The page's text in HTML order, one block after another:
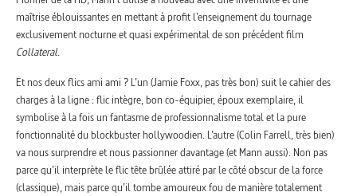
maîtrise éblouissantes en mettant à profit l’enseignement du tournage
exclusivement nocturne et quasi expérimental de son précédent film
Collateral.
Et nos deux flics ami ami ? L’un (Jamie Foxx, pas très bon) suit le cahier des
charges à la ligne : flic intègre, bon co-équipier, époux exemplaire, il
symbolise à la fois un fantasme de professionnalisme total et la pure
fonctionnalité du blockbuster hollywoodien. L’autre (Colin Farrell, très bien)
va nous surprendre et nous passionner davantage (et Mann aussi). Non pas
parce qu’il interprète le flic tête brûlée attiré par le côté obscur de la force
(classique), mais parce qu’il tombe amoureux fou de manière totalement